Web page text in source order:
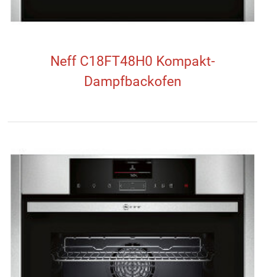
Neff C18FT48H0 Kompakt-
Dampfbackofen